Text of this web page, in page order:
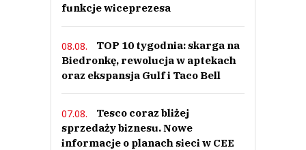
funkcje wiceprezesa
08.08.
TOP 10 tygodnia: skarga na
Biedronkę, rewolucja w aptekach
oraz ekspansja Gulf i Taco Bell
07.08.
Tesco coraz bliżej
sprzedaży biznesu. Nowe
informacje o planach sieci w CEE